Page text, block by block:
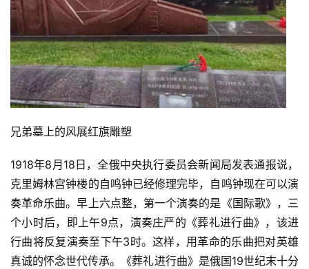
题
列
表
快
讯
更
页
面
兄弟墓上的风展红旗雕塑
1918年8月18日，全俄中央执行委员会新闻局发表通报说，
克里姆林宫钟楼的自鸣钟已经修理完毕，自鸣钟现在可以演
奏革命乐曲。早上六点整，第一个演奏的是《国际歌》，三
个小时后，即上午9点，演奏庄严的《葬礼进行曲》，该进
行曲将反复演奏至下午3时。这样，用革命的乐曲把对英雄
真诚的怀念世代传承。《葬礼进行曲》是俄国19世纪末十分